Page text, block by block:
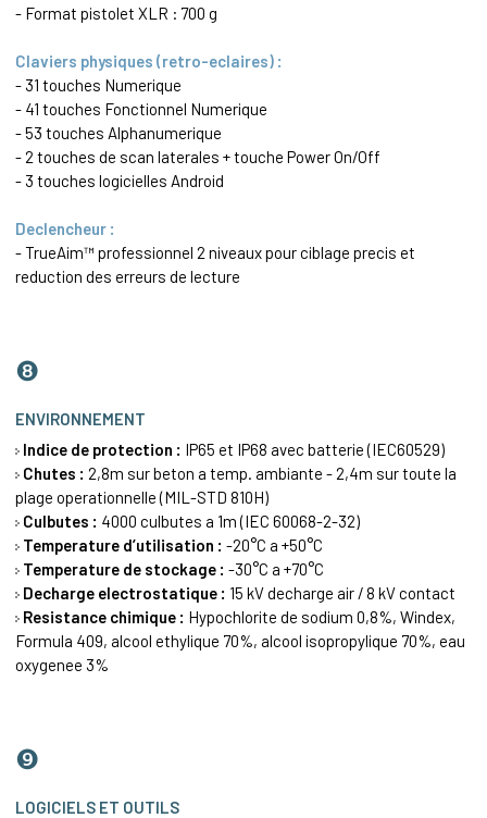
- Format pistolet XLR : 700 g
Claviers physiques (retro-eclaires) :
- 31 touches Numerique
- 41 touches Fonctionnel Numerique
- 53 touches Alphanumerique
- 2 touches de scan laterales + touche Power On/Off
- 3 touches logicielles Android
Declencheur :
- TrueAim™ professionnel 2 niveaux pour ciblage precis et
reduction des erreurs de lecture
❽
ENVIRONNEMENT
Indice de protection : IP65 et IP68 avec batterie (IEC60529)
Chutes : 2,8m sur beton a temp. ambiante - 2,4m sur toute la
plage operationnelle (MIL-STD 810H)
Culbutes : 4000 culbutes a 1m (IEC 60068-2-32)
Temperature d’utilisation : -20°C a +50°C
Temperature de stockage : -30°C a +70°C
Decharge electrostatique : 15 kV decharge air / 8 kV contact
Resistance chimique : Hypochlorite de sodium 0,8%, Windex,
Formula 409, alcool ethylique 70%, alcool isopropylique 70%, eau
oxygenee 3%
❾
LOGICIELS ET OUTILS